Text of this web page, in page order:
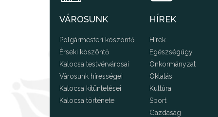
VÁROSUNK
Polgármesteri köszöntő
Érseki köszöntő
Kalocsa testvérvárosai
Városunk hírességei
Kalocsa kitüntetései
Kalocsa története
HÍREK
Hírek
Egészségügy
Önkormányzat
Oktatás
Kultúra
Sport
Gazdaság